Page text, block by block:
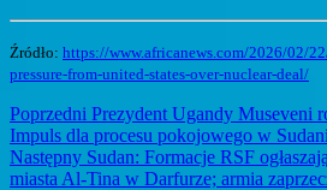
Źródło: https://www.africanews.com/2026/02/
pressure-from-united-states-over-nuclear-deal/
Nawigacja
wpisu
Poprzedni Previous
post:
Prezydent Ugandy Museveni
Impuls dla procesu pokojowego w
Następny Next
post:
Sudan: Formacje RSF
miasta Al-Tina w Darfurze; armia